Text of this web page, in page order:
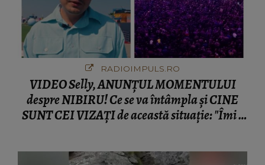
RADIOIMPULS.RO
VIDEO Selly, ANUNȚUL MOMENTULUI
despre NIBIRU! Ce se va întâmpla și CINE
SUNT CEI VIZAȚI de această situație: "Îmi e